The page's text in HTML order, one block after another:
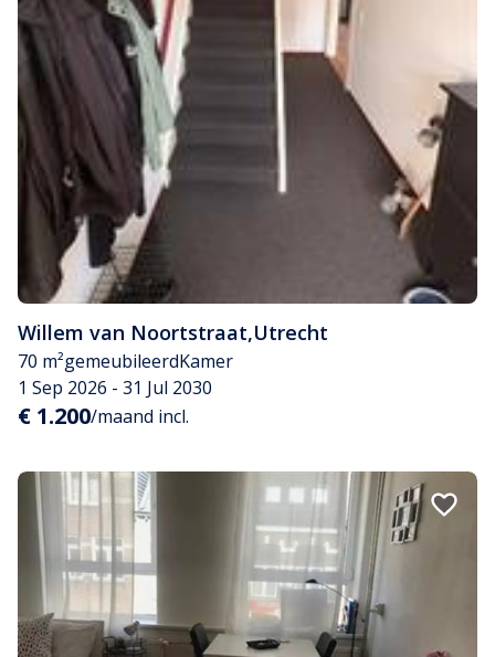
Willem van Noortstraat,Utrecht
70 m²gemeubileerdKamer
1 Sep 2026 - 31 Jul 2030
€ 1.200/maand incl.